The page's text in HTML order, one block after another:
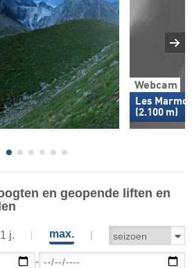
Webcam
Les
(2.100 m)
en geopende liften en
1 j. max.
-